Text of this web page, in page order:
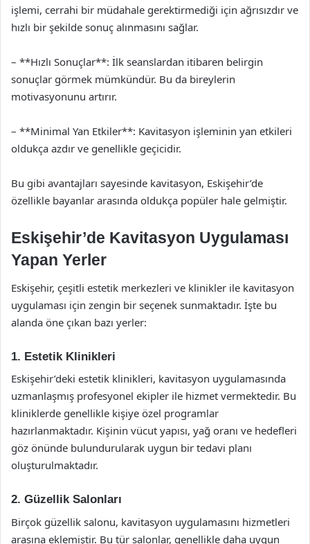
işlemi, cerrahi bir müdahale gerektirmediği için ağrısızdır ve
hızlı bir şekilde sonuç alınmasını sağlar.
– **Hızlı Sonuçlar**: İlk seanslardan itibaren belirgin
sonuçlar görmek mümkündür. Bu da bireylerin
motivasyonunu artırır.
– **Minimal Yan Etkiler**: Kavitasyon işleminin yan etkileri
oldukça azdır ve genellikle geçicidir.
Bu gibi avantajları sayesinde kavitasyon, Eskişehir’de
özellikle bayanlar arasında oldukça popüler hale gelmiştir.
Eskişehir’de Kavitasyon Uygulaması
Yapan Yerler
Eskişehir, çeşitli estetik merkezleri ve klinikler ile kavitasyon
uygulaması için zengin bir seçenek sunmaktadır. İşte bu
alanda öne çıkan bazı yerler:
1. Estetik Klinikleri
Eskişehir’deki estetik klinikleri, kavitasyon uygulamasında
uzmanlaşmış profesyonel ekipler ile hizmet vermektedir. Bu
kliniklerde genellikle kişiye özel programlar
hazırlanmaktadır. Kişinin vücut yapısı, yağ oranı ve hedefleri
göz önünde bulundurularak uygun bir tedavi planı
oluşturulmaktadır.
2. Güzellik Salonları
Birçok güzellik salonu, kavitasyon uygulamasını hizmetleri
arasına eklemiştir. Bu tür salonlar, genellikle daha uygun